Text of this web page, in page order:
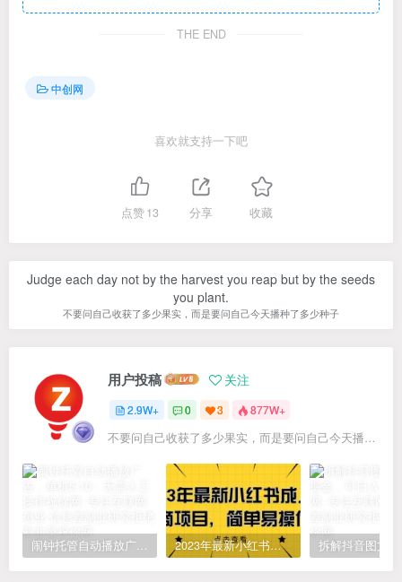
THE END
中创网
喜欢就支持一下吧
点赞13 分享 收藏
Judge each day not by the harvest you reap but by the seeds
you plant.
不要问自己收获了多少果实，而是要问自己今天播种了多少种子
用户投稿 关注
2.9W+ 0 3 877W+
不要问自己收获了多少果实，而是要问自己今天播种了多少种子
闹钟托管自动播放广告，单机5-10，无需人工操作 2023年最新小红书成人电商项目，简单易操作【详细教程】